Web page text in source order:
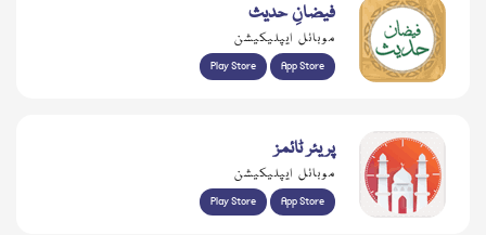
فیضانِ حدیث
موبائل ایپلیکیشن
Play Store App Store
پریئر ٹائمز
موبائل ایپلیکیشن
Play Store App Store